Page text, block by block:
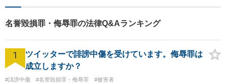
方より、元気になった・安心
したという声をいただいてお
ります。
名誉毀損罪・侮辱罪の法律Q&Aランキング
1
ツイッターで誹謗中傷を受けています。侮辱罪は
成立しますか？
#誹謗中傷 #名誉毀損罪・侮辱罪 #被害者